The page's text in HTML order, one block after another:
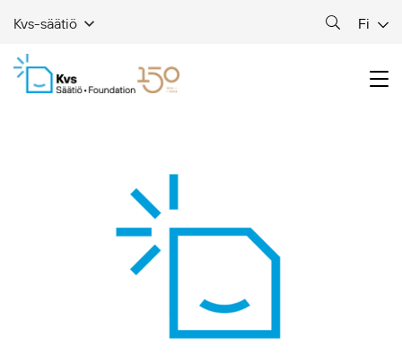
Kvs-säätiö Fi